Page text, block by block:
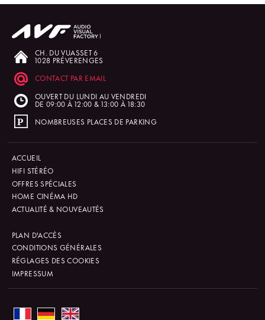
CH. DU VUASSET 6
1028 PRÉVERENGES
CONTACT PAR EMAIL
OUVERT DU LUNDI AU VENDREDI
DE 09:00 À 12:00 & 13:00 À 18:30
NOMBREUSES PLACES DE PARKING
ACCUEIL
HIFI STÉRÉO
OFFRES SPÉCIALES
HOME CINÉMA HD
ACTUALITÉ & NOUVEAUTÉS
PLAN D'ACCÈS
CONDITIONS GÉNÉRALES
RÉGLAGES DES COOKIES
IMPRESSUM